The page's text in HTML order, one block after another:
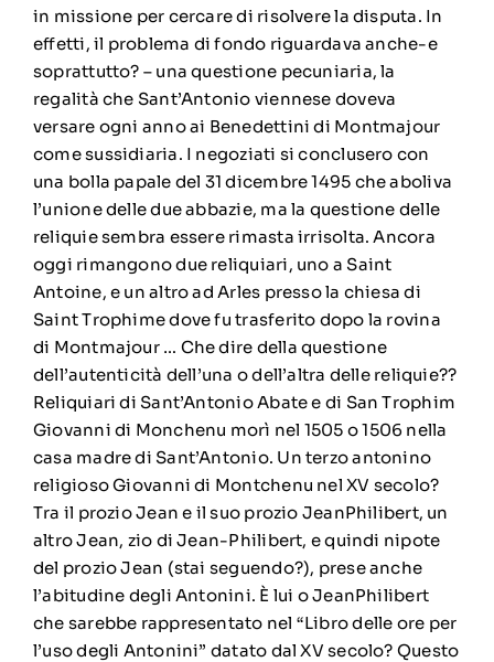
in missione per cercare di risolvere la disputa. In
effetti, il problema di fondo riguardava anche-e
soprattutto? – una questione pecuniaria, la
regalità che Sant’Antonio viennese doveva
versare ogni anno ai Benedettini di Montmajour
come sussidiaria. I negoziati si conclusero con
una bolla papale del 31 dicembre 1495 che aboliva
l’unione delle due abbazie, ma la questione delle
reliquie sembra essere rimasta irrisolta. Ancora
oggi rimangono due reliquiari, uno a Saint
Antoine, e un altro ad Arles presso la chiesa di
Saint Trophime dove fu trasferito dopo la rovina
di Montmajour … Che dire della questione
dell’autenticità dell’una o dell’altra delle reliquie??
Reliquiari di Sant’Antonio Abate e di San Trophim
Giovanni di Monchenu morì nel 1505 o 1506 nella
casa madre di Sant’Antonio. Un terzo antonino
religioso Giovanni di Montchenu nel XV secolo?
Tra il prozio Jean e il suo prozio JeanPhilibert, un
altro Jean, zio di Jean-Philibert, e quindi nipote
del prozio Jean (stai seguendo?), prese anche
l’abitudine degli Antonini. È lui o JeanPhilibert
che sarebbe rappresentato nel “Libro delle ore per
l’uso degli Antonini” datato dal XV secolo? Questo